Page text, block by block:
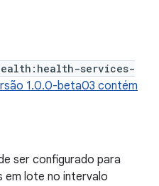
services-
1.0.0-beta03 contém
ser configurado para
em lote no intervalo